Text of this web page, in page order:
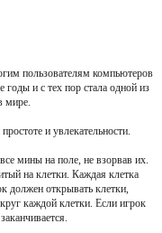
пользователям компьютеров
и с тех пор стала одной из
мире.
и увлекательности.
мины на поле, не взорвав их.
на клетки. Каждая клетка
должен открывать клетки,
каждой клетки. Если игрок